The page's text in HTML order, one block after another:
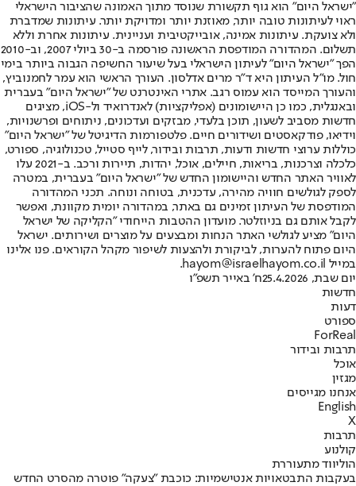
"ישראל היום" הוא גוף תקשורת שנוסד מתוך האמונה שהציבור הישראלי
ראוי לעיתונות טובה יותר, מאוזנת יותר ומדויקת יותר. עיתונות שמדברת
ולא צועקת. עיתונות אמינה, אובייקטיבית ועניינית. עיתונות אחרת וללא
תשלום. המהדורה המודפסת הראשונה פורסמה ב-30 ביולי 2007, וב-2010
הפך "ישראל היום" לעיתון הישראלי בעל שיעור החשיפה הגבוה ביותר בימי
חול. מו"ל העיתון היא ד"ר מרים אדלסון. העורך הראשי הוא עמר לחמנוביץ,
והעורך המייסד הוא עמוס רגב. אתרי האינטרנט של "ישראל היום" בעברית
ובאנגלית, כמו כן היישומונים (אפליקציות) לאנדרואיד ול-iOS, מציגים
חדשות מסביב לשעון, תוכן בלעדי, מבזקים ועדכונים, ניתוחים ופרשנויות,
וידיאו, פודקאסטים ושידורים חיים. פלטפורמות הדיגיטל של "ישראל היום"
כוללות ערוצי חדשות ודעות, תרבות ובידור, לייף סטייל, טכנולוגיה, ספורט,
כלכלה וצרכנות, בריאות, חיילים, אוכל, יהדות, תיירות ורכב. ב-2021 עלו
לאוויר האתר החדש והיישומון החדש של "ישראל היום" בעברית, במטרה
לספק לגולשים חוויה מהירה, עדכנית, בטוחה ונוחה. תכני המהדורה
המודפסת של העיתון זמינים גם באתר, במהדורה יומית מקוונת, ואפשר
לקבל אותם גם בניוזלטר. מועדון ההטבות הייחודי "הקליקה של ישראל
היום" מציע לגולשי האתר הנחות ומבצעים על מוצרים ושירותים. ישראל
היום פתוח להערות, לביקורת ולהצעות לשיפור מקהל הקוראים. פנו אלינו
במייל hayom@israelhayom.co.il.
יום שבת, 25.4.2026
ח' באייר תשפ"ו
חדשות
דעות
ספורט
ForReal
תרבות ובידור
אוכל
מגזין
אנחנו מגייסים
English
X
תרבות
קולנוע
הוליווד מתעוררת
בעקבות התבטאויות אנטישמיות: כוכבת "צעקה" פוטרה מהסרט החדש